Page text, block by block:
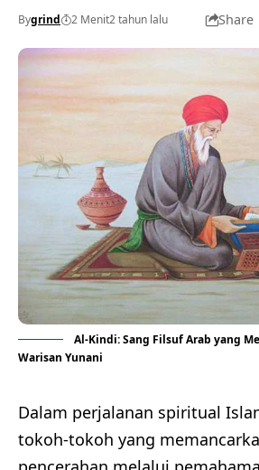
Bygrind 2 Menit2 tahun lalu Share
Al-Kindi: Sang Filsuf Arab yang
Warisan Yunani
Dalam perjalanan spiritual
tokoh-tokoh yang